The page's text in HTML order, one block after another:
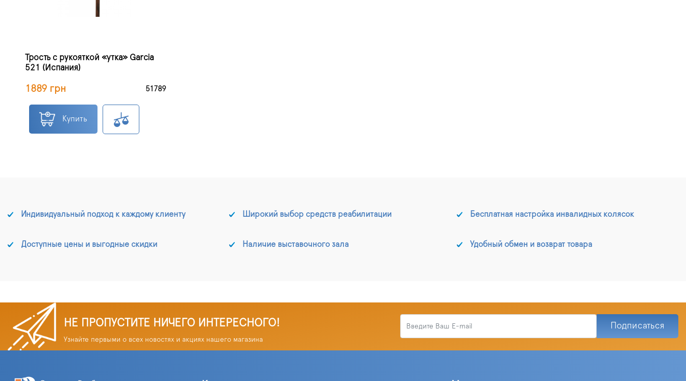
Трость с рукояткой «утка» Garcia
521 (Испания)
1889 грн 51789
Купить
Индивидуальный подход к каждому клиенту Широкий выбор средств реабилитации
Доступные цены и выгодные скидки Наличие выставочного зала
Бесплатная настройка инвалидных колясок
Удобный обмен и возврат товара
НЕ ПРОПУСТИТЕ НИЧЕГО ИНТЕРЕСНОГО!
Узнайте первыми о всех новостях и акциях нашего магазина
Подписаться